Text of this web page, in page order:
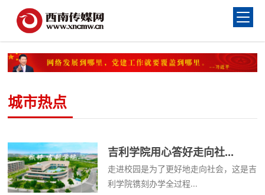
城市热点
吉利学院用心答好走向社...
走进校园是为了更好地走向社会，这是吉
利学院镌刻办学全过程...